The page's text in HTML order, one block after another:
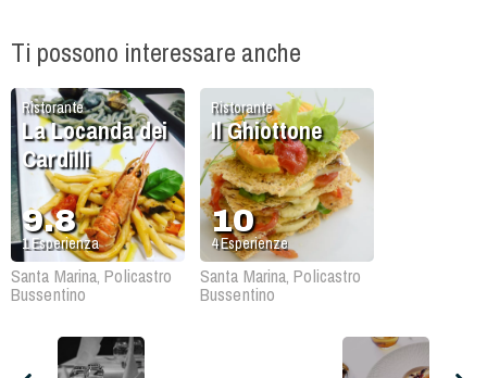
Ti possono interessare anche
Ristorante
La Locanda dei
Cardilli
9.8
1Esperienza
Santa Marina, Policastro
Bussentino
Ristorante
Il Ghiottone
10
4Esperienze
Santa Marina, Policastro
Bussentino